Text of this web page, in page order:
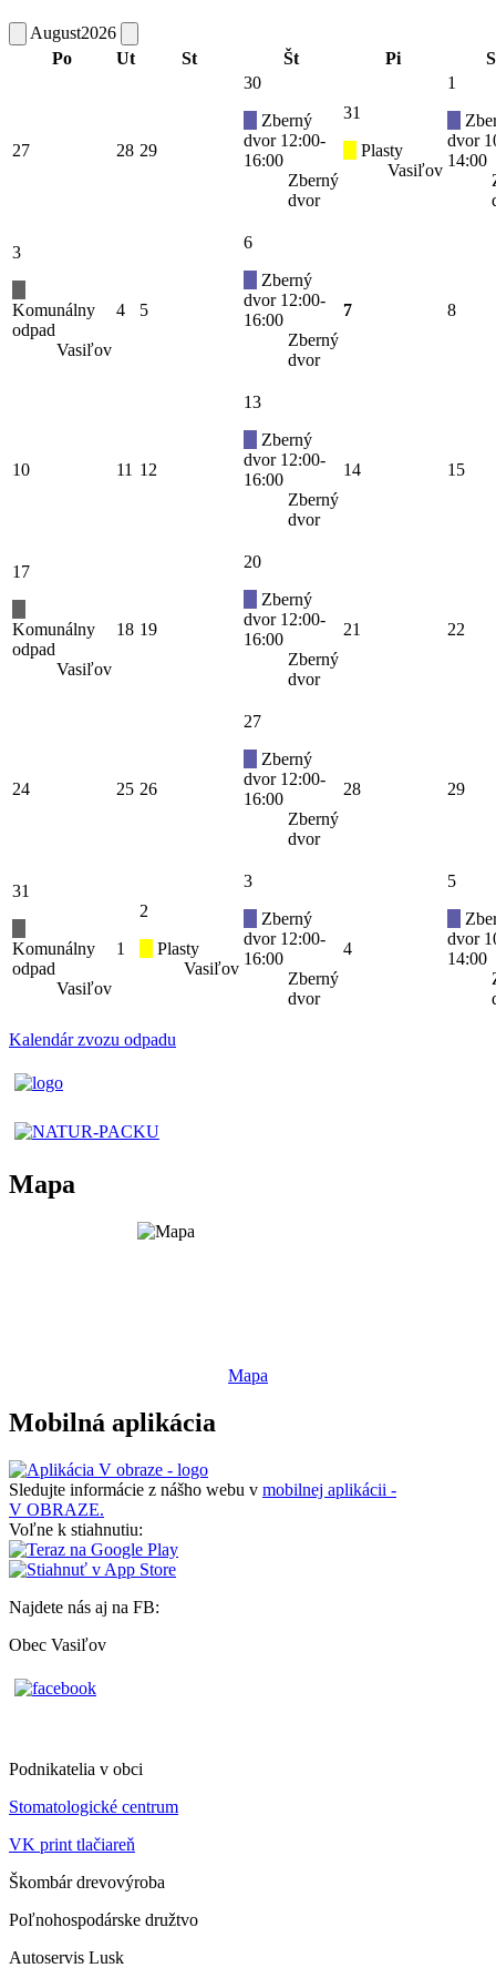
August2026
Po
Ut St Št Pi
27 28 29
30
Zberný
dvor 12:00-
16:00
Zberný
dvor
31
Plasty
Vasiľov
1
dvor
14:00
3
Komunálny
odpad
Vasiľov
4 5
6
Zberný
dvor 12:00-
16:00
Zberný
dvor
7 8
10 11 12
13
Zberný
dvor 12:00-
16:00
Zberný
dvor
14 15
17
Komunálny
odpad
Vasiľov
18 19
20
Zberný
dvor 12:00-
16:00
Zberný
dvor
21 22
24 25 26
27
Zberný
dvor 12:00-
16:00
Zberný
dvor
28 29
31
Komunálny
odpad
Vasiľov
1
2
Plasty
Vasiľov
3
Zberný
dvor 12:00-
16:00
Zberný
dvor
4
5
dvor
14:00
Kalendár zvozu odpadu
Mapa
Mapa
Mobilná aplikácia
Sledujte informácie z nášho webu v mobilnej aplikácii -
V OBRAZE.
Voľne k stiahnutiu:
Najdete nás aj na FB:
Obec Vasiľov
Podnikatelia v obci
Stomatologické centrum
VK print tlačiareň
Škombár drevovýroba
Poľnohospodárske družtvo
Autoservis Lusk